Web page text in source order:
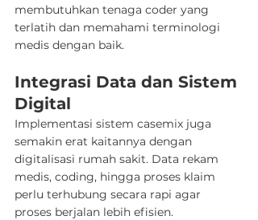
membutuhkan tenaga coder yang
terlatih dan memahami terminologi
medis dengan baik.
Integrasi Data dan Sistem
Digital
Implementasi sistem casemix juga
semakin erat kaitannya dengan
digitalisasi rumah sakit. Data rekam
medis, coding, hingga proses klaim
perlu terhubung secara rapi agar
proses berjalan lebih efisien.